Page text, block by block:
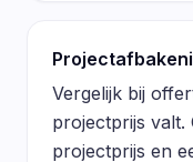
Vergelijk bij
projectprijs valt.
projectprijs en